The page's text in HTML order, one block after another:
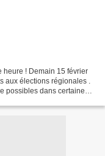
heure ! Demain 15 février
aux élections régionales .
possibles dans certaines